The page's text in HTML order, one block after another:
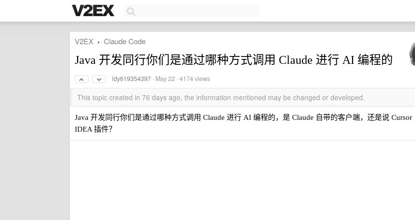
V2EX › Claude Code
Java 开发同行你们是通过哪种方式调用 Claude 进行 AI 编程的
ldy619354397 · May 22 · 4174 views
This topic created in 76 days ago, the information mentioned may be changed or developed.
Java 开发同行你们是通过哪种方式调用 Claude 进行 AI 编程的，是 Claude 自带的客户端，还是说 Cursor
IDEA 插件？